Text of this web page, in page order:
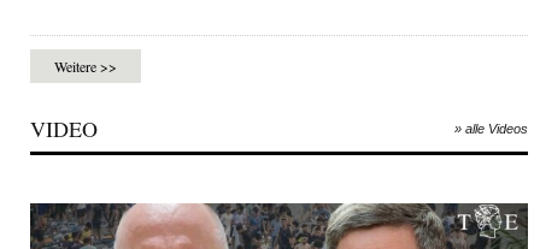
Weitere >>
VIDEO » alle Videos